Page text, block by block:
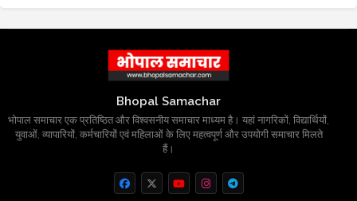
Bhopal Samachar
भोपाल समाचार एक प्रतिष्ठित और विश्वसनीय समाचार माध्यम है। यहां नागरिकों, विद्यार्थियों,
युवाओं, व्यापारियों, कर्मचारियों एवं महिलाओं के लिए महत्वपूर्ण और उपयोगी समाचार मिलते
हैं।